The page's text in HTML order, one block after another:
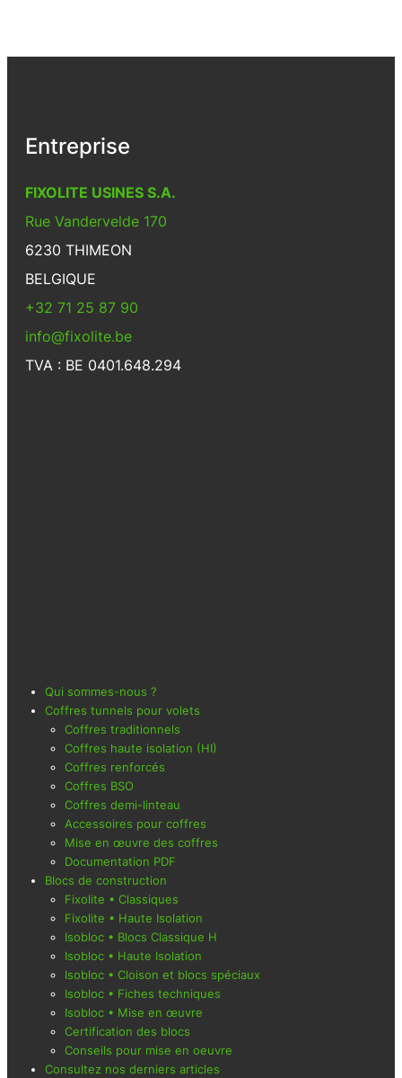
Entreprise
FIXOLITE USINES S.A.
Rue Vandervelde 170
6230 THIMEON
BELGIQUE
+32 71 25 87 90
info@fixolite.be
TVA : BE 0401.648.294
Qui sommes-nous ?
Coffres tunnels pour volets
Coffres traditionnels
Coffres haute isolation (HI)
Coffres renforcés
Coffres BSO
Coffres demi-linteau
Accessoires pour coffres
Mise en œuvre des coffres
Documentation PDF
Blocs de construction
Fixolite • Classiques
Fixolite • Haute Isolation
Isobloc • Blocs Classique H
Isobloc • Haute Isolation
Isobloc • Cloison et blocs spéciaux
Isobloc • Fiches techniques
Isobloc • Mise en œuvre
Certification des blocs
Conseils pour mise en oeuvre
Consultez nos derniers articles